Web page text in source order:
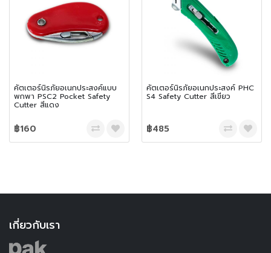
คัตเตอร์นิรภัยอเนกประสงค์แบบ
พกพา PSC2 Pocket Safety
Cutter สีแดง
฿160
คัตเตอร์นิรภัยอเนกประสงค์ PHC
S4 Safety Cutter สีเขียว
฿485
เกี่ยวกับเรา